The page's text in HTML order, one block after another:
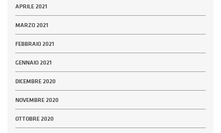
APRILE 2021
MARZO 2021
FEBBRAIO 2021
GENNAIO 2021
DICEMBRE 2020
NOVEMBRE 2020
OTTOBRE 2020